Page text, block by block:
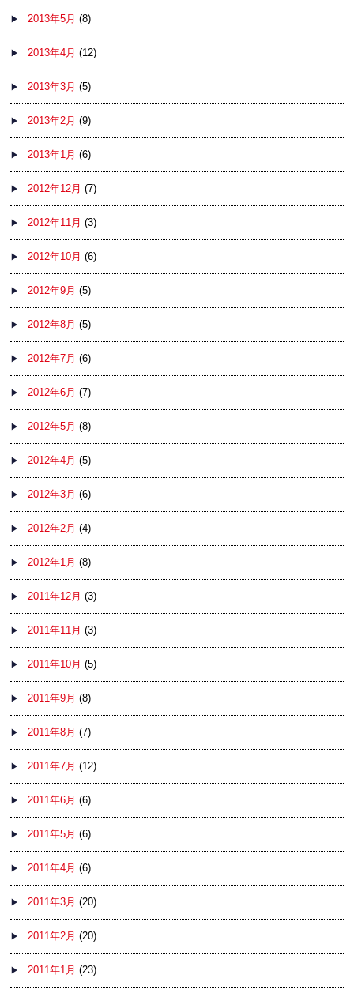
2013年5月 (8)
2013年4月 (12)
2013年3月 (5)
2013年2月 (9)
2013年1月 (6)
2012年12月 (7)
2012年11月 (3)
2012年10月 (6)
2012年9月 (5)
2012年8月 (5)
2012年7月 (6)
2012年6月 (7)
2012年5月 (8)
2012年4月 (5)
2012年3月 (6)
2012年2月 (4)
2012年1月 (8)
2011年12月 (3)
2011年11月 (3)
2011年10月 (5)
2011年9月 (8)
2011年8月 (7)
2011年7月 (12)
2011年6月 (6)
2011年5月 (6)
2011年4月 (6)
2011年3月 (20)
2011年2月 (20)
2011年1月 (23)